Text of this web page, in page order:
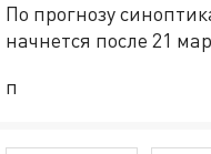
По прогнозу
начнется после 21
п